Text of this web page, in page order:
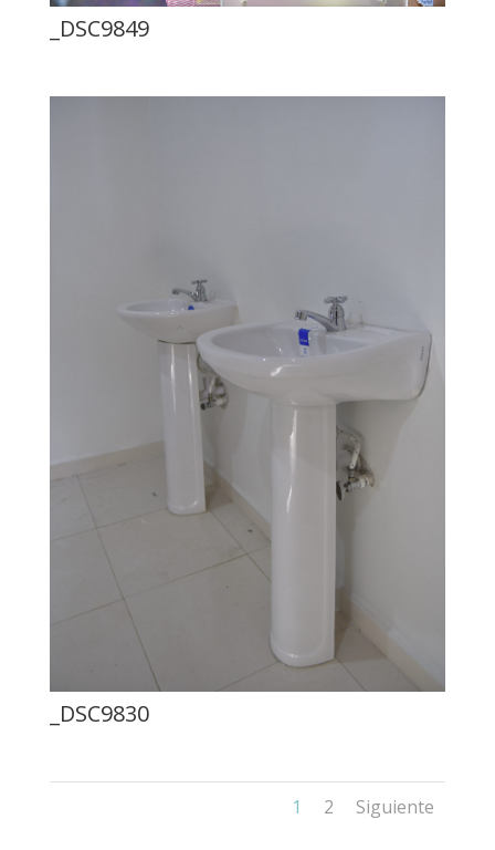
_DSC9849
_DSC9830
1 2 Siguiente